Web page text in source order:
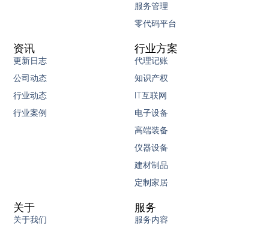
服务管理
零代码平台
行业方案
代理记账
知识产权
IT互联网
电子设备
高端装备
仪器设备
建材制品
定制家居
资讯
更新日志
公司动态
行业动态
行业案例
服务
服务内容
关于
关于我们